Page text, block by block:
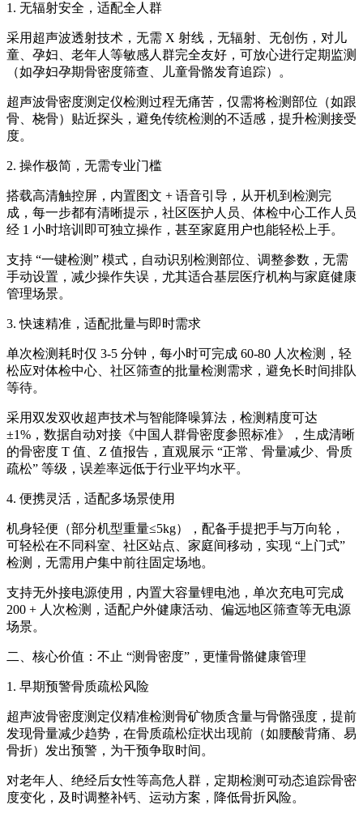
1. 无辐射安全，适配全人群
采用超声波透射技术，无需 X 射线，无辐射、无创伤，对儿
童、孕妇、老年人等敏感人群完全友好，可放心进行定期监测
（如孕妇孕期骨密度筛查、儿童骨骼发育追踪）。
超声波骨密度测定仪检测过程无痛苦，仅需将检测部位（如跟
骨、桡骨）贴近探头，避免传统检测的不适感，提升检测接受
度。
2. 操作极简，无需专业门槛
搭载高清触控屏，内置图文 + 语音引导，从开机到检测完
成，每一步都有清晰提示，社区医护人员、体检中心工作人员
经 1 小时培训即可独立操作，甚至家庭用户也能轻松上手。
支持 “一键检测” 模式，自动识别检测部位、调整参数，无需
手动设置，减少操作失误，尤其适合基层医疗机构与家庭健康
管理场景。
3. 快速精准，适配批量与即时需求
单次检测耗时仅 3-5 分钟，每小时可完成 60-80 人次检测，轻
松应对体检中心、社区筛查的批量检测需求，避免长时间排队
等待。
采用双发双收超声技术与智能降噪算法，检测精度可达
±1%，数据自动对接《中国人群骨密度参照标准》，生成清晰
的骨密度 T 值、Z 值报告，直观展示 “正常、骨量减少、骨质
疏松” 等级，误差率远低于行业平均水平。
4. 便携灵活，适配多场景使用
机身轻便（部分机型重量≤5kg），配备手提把手与万向轮，
可轻松在不同科室、社区站点、家庭间移动，实现 “上门式”
检测，无需用户集中前往固定场地。
支持无外接电源使用，内置大容量锂电池，单次充电可完成
200 + 人次检测，适配户外健康活动、偏远地区筛查等无电源
场景。
二、核心价值：不止 “测骨密度”，更懂骨骼健康管理
1. 早期预警骨质疏松风险
超声波骨密度测定仪精准检测骨矿物质含量与骨骼强度，提前
发现骨量减少趋势，在骨质疏松症状出现前（如腰酸背痛、易
骨折）发出预警，为干预争取时间。
对老年人、绝经后女性等高危人群，定期检测可动态追踪骨密
度变化，及时调整补钙、运动方案，降低骨折风险。